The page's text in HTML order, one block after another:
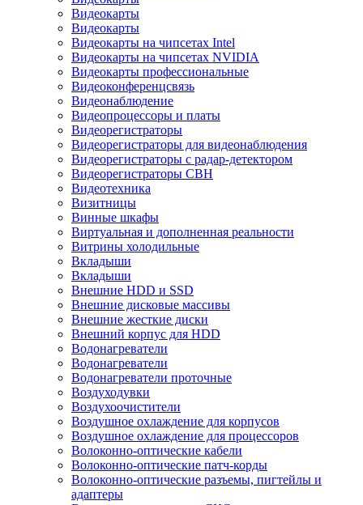
Видеокарты
Видеокарты
Видеокарты на чипсетах Intel
Видеокарты на чипсетах NVIDIA
Видеокарты профессиональные
Видеоконференцсвязь
Видеонаблюдение
Видеопроцессоры и платы
Видеорегистраторы
Видеорегистраторы для видеонаблюдения
Видеорегистраторы с радар-детектором
Видеорегистраторы СВН
Видеотехника
Визитницы
Винные шкафы
Виртуальная и дополненная реальности
Витрины холодильные
Вкладыши
Вкладыши
Внешние HDD и SSD
Внешние дисковые массивы
Внешние жесткие диски
Внешний корпус для HDD
Водонагреватели
Водонагреватели
Водонагреватели проточные
Воздуходувки
Воздухоочистители
Воздушное охлаждение для корпусов
Воздушное охлаждение для процессоров
Волоконно-оптические кабели
Волоконно-оптические патч-корды
Волоконно-оптические разъемы, пигтейлы и
адаптеры